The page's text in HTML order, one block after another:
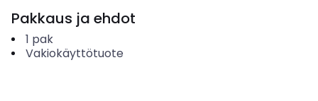
Pakkaus ja ehdot
1 pak
Vakiokäyttötuote